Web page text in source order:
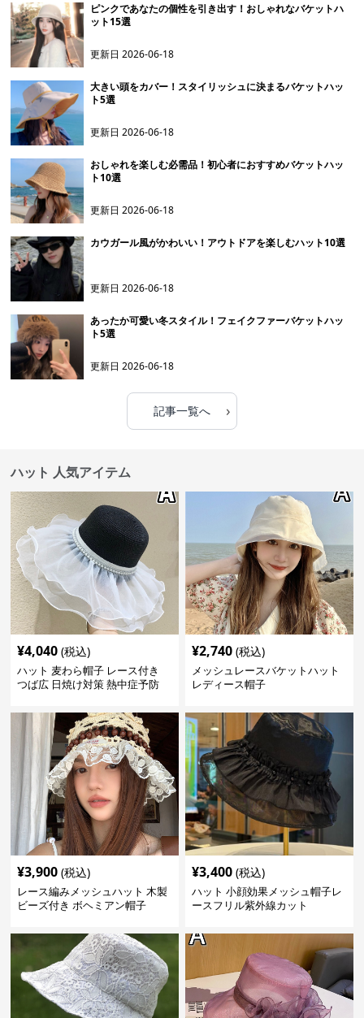
ピンクであなたの個性を引き出す！おしゃれなバケットハ
ット15選
更新日2026-06-18
大きい頭をカバー！スタイリッシュに決まるバケットハッ
ト5選
更新日2026-06-18
おしゃれを楽しむ必需品！初心者におすすめバケットハッ
ト10選
更新日2026-06-18
カウガール風がかわいい！アウトドアを楽しむハット10選
更新日2026-06-18
あったか可愛い冬スタイル！フェイクファーバケットハッ
ト5選
更新日2026-06-18
記事一覧へ ›
ハット 人気アイテム
¥4,040 (税込)
ハット 麦わら帽子 レース付き
つば広 日焼け対策 熱中症予防
¥2,740 (税込)
メッシュレースバケットハット
レディース帽子
¥3,900 (税込)
レース編みメッシュハット 木製
ビーズ付き ボヘミアン帽子
¥3,400 (税込)
ハット 小顔効果メッシュ帽子レ
ースフリル紫外線カット